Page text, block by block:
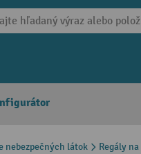
nebezpečných látok Regály